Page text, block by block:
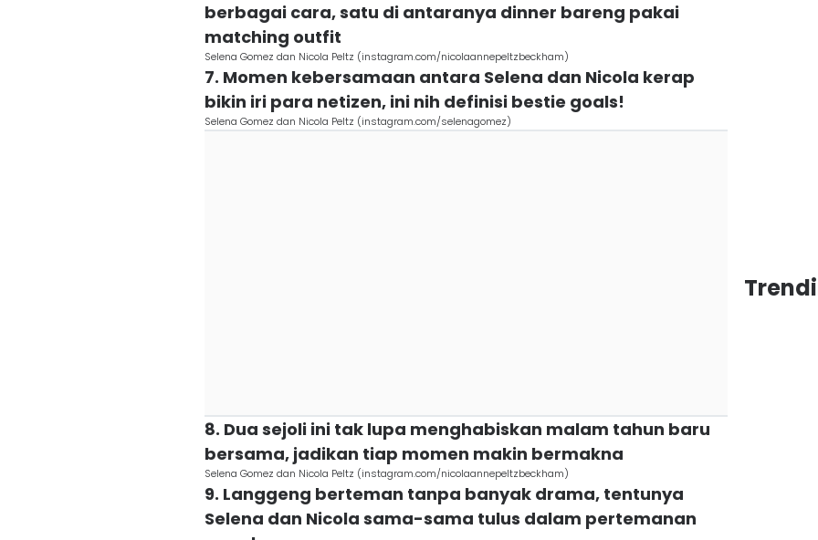
berbagai cara, satu di antaranya dinner bareng pakai
matching outfit
Selena Gomez dan Nicola Peltz (instagram.com/nicolaannepeltzbeckham)
7. Momen kebersamaan antara Selena dan Nicola kerap
bikin iri para netizen, ini nih definisi bestie goals!
Selena Gomez dan Nicola Peltz (instagram.com/selenagomez)
8. Dua sejoli ini tak lupa menghabiskan malam tahun baru
bersama, jadikan tiap momen makin bermakna
Selena Gomez dan Nicola Peltz (instagram.com/nicolaannepeltzbeckham)
9. Langgeng berteman tanpa banyak drama, tentunya
Selena dan Nicola sama-sama tulus dalam pertemanan